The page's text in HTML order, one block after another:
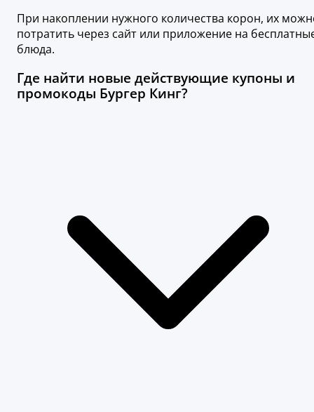
При накоплении нужного количества корон, их
потратить через сайт или приложение на
блюда.
Где найти новые действующие купоны и
промокоды Бургер Кинг?